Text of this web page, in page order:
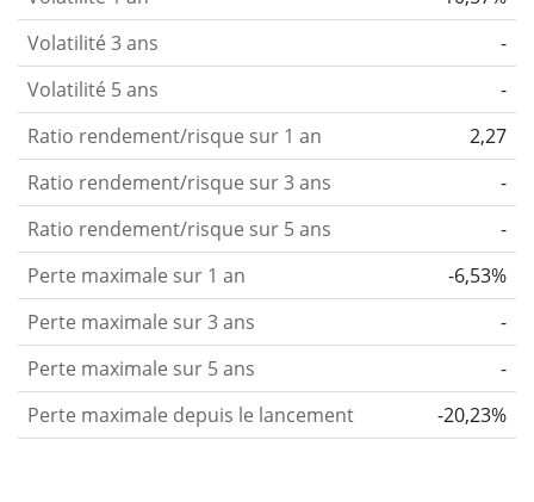
Volatilité 3 ans
-
Volatilité 5 ans
-
Ratio rendement/risque sur 1 an
2,27
Ratio rendement/risque sur 3 ans
-
Ratio rendement/risque sur 5 ans
-
Perte maximale sur 1 an
-6,53%
Perte maximale sur 3 ans
-
Perte maximale sur 5 ans
-
Perte maximale depuis le lancement
-20,23%